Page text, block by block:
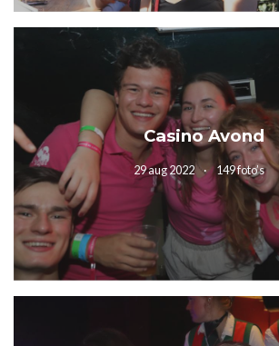
Casino Avond
29 aug 2022 149 foto’s